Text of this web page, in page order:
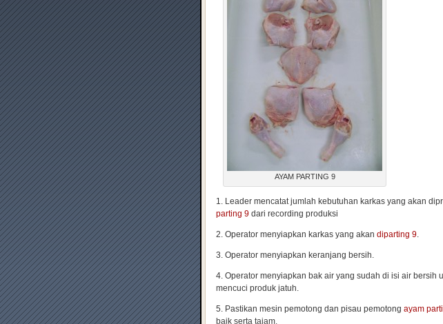
AYAM PARTING 9
1. Leader mencatat jumlah kebutuhan karkas yang akan
parting 9 dari recording produksi
2. Operator menyiapkan karkas yang akan diparting 9.
3. Operator menyiapkan keranjang bersih.
4. Operator menyiapkan bak air yang sudah di isi air bersih
mencuci produk jatuh.
5. Pastikan mesin pemotong dan pisau pemotong ayam
baik serta tajam.